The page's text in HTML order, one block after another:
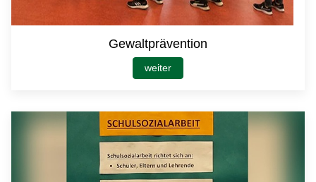
Gewaltprävention
weiter